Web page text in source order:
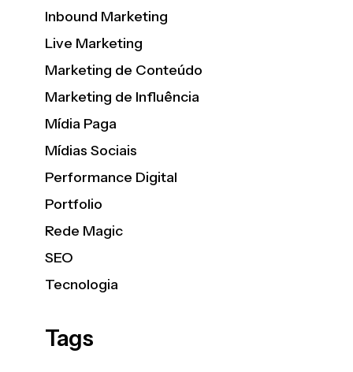
Inbound Marketing
Live Marketing
Marketing de Conteúdo
Marketing de Influência
Mídia Paga
Mídias Sociais
Performance Digital
Portfolio
Rede Magic
SEO
Tecnologia
Tags